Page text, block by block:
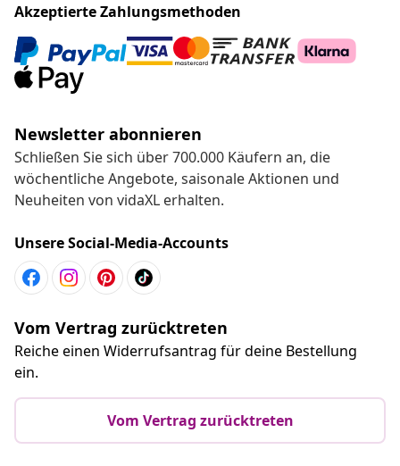
Akzeptierte Zahlungsmethoden
Newsletter abonnieren
Schließen Sie sich über 700.000 Käufern an, die
wöchentliche Angebote, saisonale Aktionen und
Neuheiten von vidaXL erhalten.
Unsere Social-Media-Accounts
Vom Vertrag zurücktreten
Reiche einen Widerrufsantrag für deine Bestellung
ein.
Vom Vertrag zurücktreten